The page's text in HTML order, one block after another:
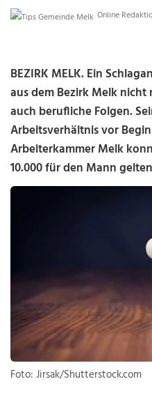
Online
BEZIRK MELK. Ein
aus dem Bezirk Melk
auch berufliche Folgen.
Arbeitsverhältnis vor
Arbeiterkammer Melk
10.000 für den Mann
Foto: Jirsak/Shutterstock.com